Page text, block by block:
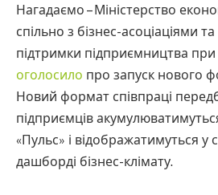
Нагадаємо – Міністерство
спільно з бізнес-асоціаціями
підтримки підприємництва
оголосило про запуск нового
Новий формат співпраці
підприємців
«Пульс» і відображатимуться у
дашборді бізнес-клімату.